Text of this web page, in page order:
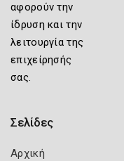
αφορούν την
ίδρυση και την
λειτουργία της
επιχείρησής
σας.
Σελίδες
Αρχική